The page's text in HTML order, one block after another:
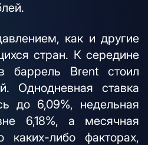
как и другие
стран. К середине
баррель Brent стоил
Однодневная ставка
до 6,09%, недельная
6,18%, а месячная
каких-либо факторах,